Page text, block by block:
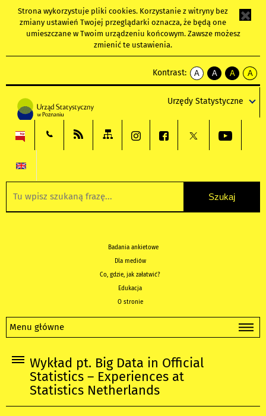
Strona wykorzystuje pliki cookies. Korzystanie z witryny bez
zmiany ustawień Twojej przeglądarki oznacza, że będą one
umieszczane w Twoim urządzeniu końcowym. Zawsze możesz
zmienić te ustawienia.
Kontrast:
A
kontrast
A
kontrast
tekst
czarnym
A
kontrast
tekst
czarnym
A
tekst
żółtym
Urzędy Statystyczne
Badania ankietowe
Dla mediów
Co, gdzie, jak załatwić?
Edukacja
O stronie
Menu główne
Wykład pt. Big Data in Official
Statistics – Experiences at
Statistics Netherlands